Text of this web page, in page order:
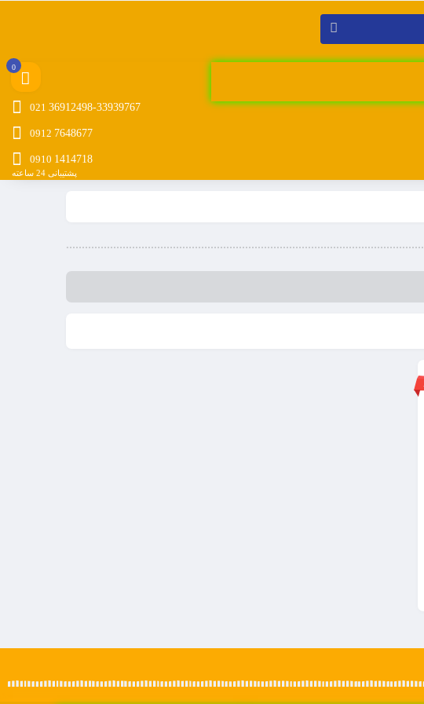
0
36912498-33939767
021
7648677
0912
1414718
0910
پشتیبانی 24 ساعته